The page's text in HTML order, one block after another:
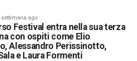
settimana ago
Festival entra nella sua terza
con ospiti come Elio
Alessandro Perissinotto,
e Laura Formenti